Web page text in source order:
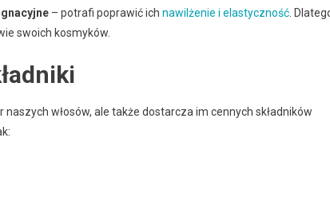
– potrafi poprawić ich nawilżenie i elastyczność .
swoich kosmyków.
włosów, ale także dostarcza im cennych składników